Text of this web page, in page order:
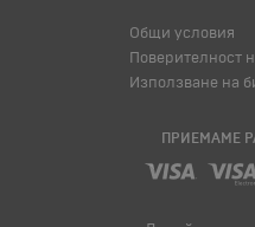
Общи условия
Поверителност
Използване на
ПРИЕМАМЕ